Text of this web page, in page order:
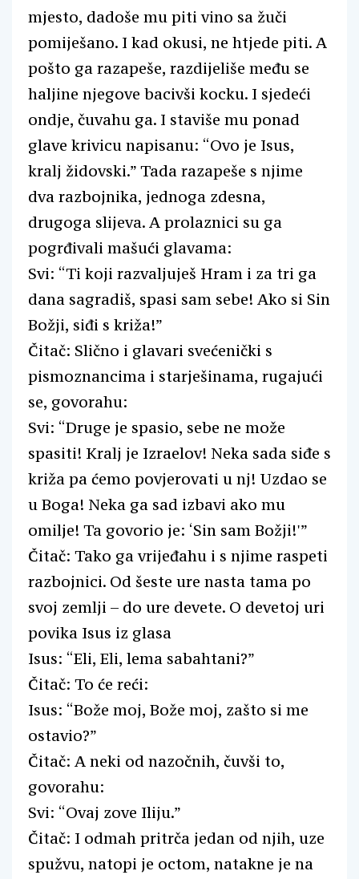
mjesto, dadoše mu piti vino sa žuči
pomiješano. I kad okusi, ne htjede piti. A
pošto ga razapeše, razdijeliše među se
haljine njegove bacivši kocku. I sjedeći
ondje, čuvahu ga. I staviše mu ponad
glave krivicu napisanu: “Ovo je Isus,
kralj židovski.” Tada razapeše s njime
dva razbojnika, jednoga zdesna,
drugoga slijeva. A prolaznici su ga
pogrđivali mašući glavama:
Svi: “Ti koji razvaljuješ Hram i za tri ga
dana sagradiš, spasi sam sebe! Ako si Sin
Božji, siđi s križa!”
Čitač: Slično i glavari svećenički s
pismoznancima i starješinama, rugajući
se, govorahu:
Svi: “Druge je spasio, sebe ne može
spasiti! Kralj je Izraelov! Neka sada siđe s
križa pa ćemo povjerovati u nj! Uzdao se
u Boga! Neka ga sad izbavi ako mu
omilje! Ta govorio je: ‘Sin sam Božji!'”
Čitač: Tako ga vrijeđahu i s njime raspeti
razbojnici. Od šeste ure nasta tama po
svoj zemlji – do ure devete. O devetoj uri
povika Isus iz glasa
Isus: “Eli, Eli, lema sabahtani?”
Čitač: To će reći:
Isus: “Bože moj, Bože moj, zašto si me
ostavio?”
Čitač: A neki od nazočnih, čuvši to,
govorahu:
Svi: “Ovaj zove Iliju.”
Čitač: I odmah pritrča jedan od njih, uze
spužvu, natopi je octom, natakne je na